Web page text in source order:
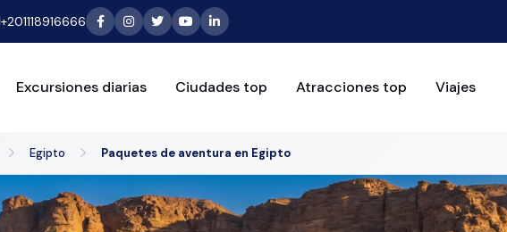
+201118916666
Excursiones diarias Ciudades top Atracciones top Viajes
Egipto Paquetes de aventura en Egipto